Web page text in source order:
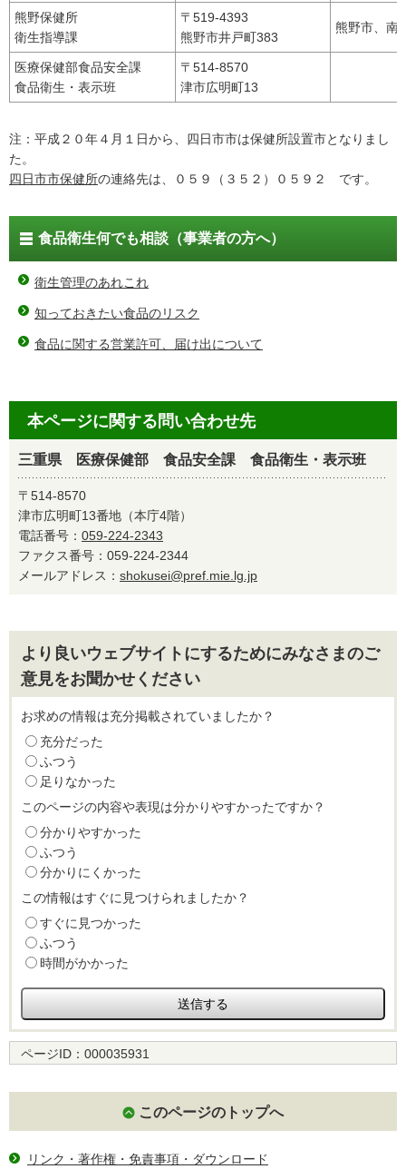
熊野保健所
衛生指導課
〒519-4393
熊野市井戸町383
熊野市、南
医療保健部食品安全課
食品衛生・表示班
〒514-8570
津市広明町13
注：平成２０年４月１日から、四日市市は保健所設置市となりまし
た。
四日市市保健所の連絡先は、０５９（３５２）０５９２ です。
食品衛生何でも相談（事業者の方へ）
衛生管理のあれこれ
知っておきたい食品のリスク
食品に関する営業許可、届け出について
本ページに関する問い合わせ先
三重県 医療保健部 食品安全課 食品衛生・表示班
〒514-8570
津市広明町13番地（本庁4階）
電話番号： 059-224-2343
ファクス番号：059-224-2344
メールアドレス： shokusei@pref.mie.lg.jp
より良いウェブサイトにするためにみなさまのご
意見をお聞かせください
お求めの情報は充分掲載されていましたか？
充分だった
ふつう
足りなかった
このページの内容や表現は分かりやすかったですか？
分かりやすかった
ふつう
分かりにくかった
この情報はすぐに見つけられましたか？
すぐに見つかった
ふつう
時間がかかった
ページID： 000035931
このページのトップへ
リンク・著作権・免責事項・ダウンロード